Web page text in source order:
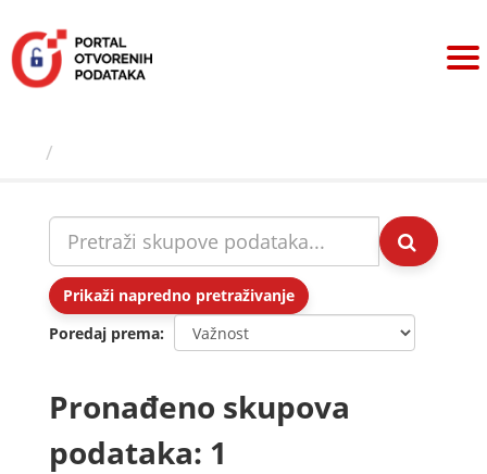
sadržaj
Prikaži napredno pretraživanje
Poredaj prema
Pronađeno skupova
podataka: 1